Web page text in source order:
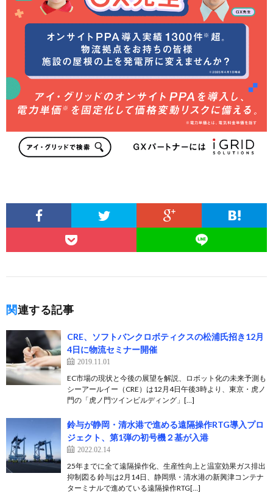
関連する記事
CRE、ソフトバンクロボティクスの松浦氏招き12月
4日に物流セミナー開催
2019.11.01
EC市場の現状と今後の展望を解説、ロボット化の未来予測も
シーアールイー（CRE）は12月4日午後3時より、東京・虎ノ
門の「虎ノ門ツインビルディング」[…]
鈴与が静岡・清水港で進める遠隔操作RTG導入プロ
ジェクト、第1弾の初号機２基が入港
2022.02.14
25年までに全て遠隔操作化、生産性向上と温室効果ガス排出
抑制図る 鈴与は2月14日、静岡県・清水港の新興津コンテナ
ターミナルで進めている遠隔操作RTG[…]